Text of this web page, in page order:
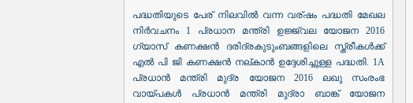
പദ്ധതിയുടെ പേര് നിലവിൽ വന്ന വര്ഷം പദ്ധതി മേഖല
നിർവചനം 1 പ്രധാന മന്ത്രി ഉജ്ജ്വല യോജന 2016
ഗ്യാസ് കണക്ഷൻ ദരിദ്രകുടുംബങ്ങളിലെ സ്ത്രീകൾക്ക്
എൽ പി ജി കണക്ഷൻ നല്കാൻ ഉദ്ദേശിച്ചുള്ള പദ്ധതി. 1A
പ്രധാൻ മന്ത്രി മുദ്ര യോജന 2016 ലഖു സംരംഭ
വായ്‌പകൾ പ്രധാൻ മന്ത്രി മുദ്രാ ബാങ്ക് യോജന